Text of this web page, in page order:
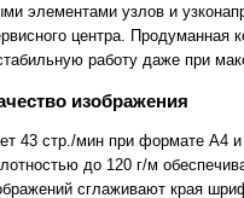
элементами узлов и
центра. Продуманная
работу даже при
изображения
43 стр./мин при формате A4
до 120 г/м
сглаживают края